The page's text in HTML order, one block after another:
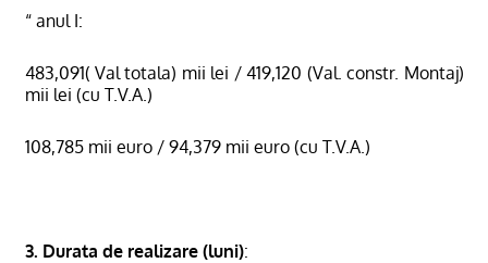
“ anul I:
483,091( Val totala) mii lei / 419,120 (Val. constr. Montaj)
mii lei (cu T.V.A.)
108,785 mii euro / 94,379 mii euro (cu T.V.A.)
3. Durata de realizare (luni):